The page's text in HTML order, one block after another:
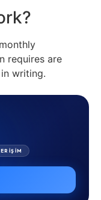
requires are
writing.